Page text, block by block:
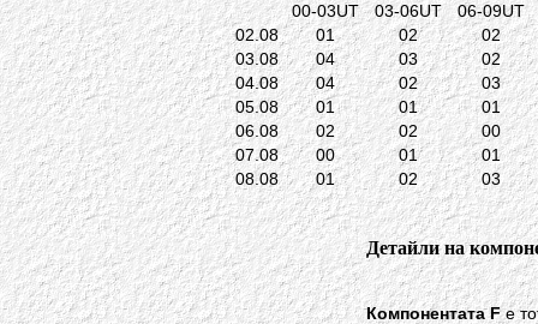
00-03UT 03-06UT
06-09UT
02.08
01 02
02
03.08
04 03
02
04.08
04 02
03
05.08
01 01
01
06.08
02 02
00
07.08
00 01
01
08.08
01 02 03
Детайли на
Компонентата F е